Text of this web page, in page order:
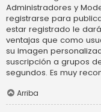
Administradores y
registrarse para
estar registrado le
ventajas que como
su imagen
suscripción a grupos
segundos. Es muy
Arriba